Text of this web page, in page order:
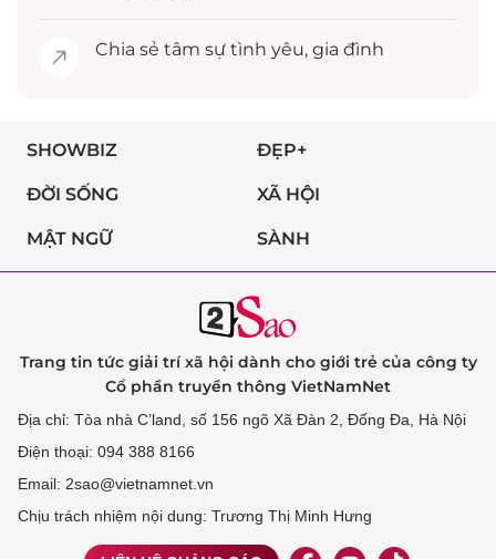
Chia sẻ tâm sự tình yêu, gia đình
SHOWBIZ ĐẸP+
ĐỜI SỐNG XÃ HỘI
MẬT NGỮ SÀNH
Trang tin tức giải trí xã hội dành cho giới trẻ của công ty
Cổ phần truyền thông VietNamNet
Địa chỉ: Tòa nhà C’land, số 156 ngõ Xã Đàn 2, Đống Đa, Hà Nội
Điện thoại: 094 388 8166
Email: 2sao@vietnamnet.vn
Chịu trách nhiệm nội dung: Trương Thị Minh Hưng